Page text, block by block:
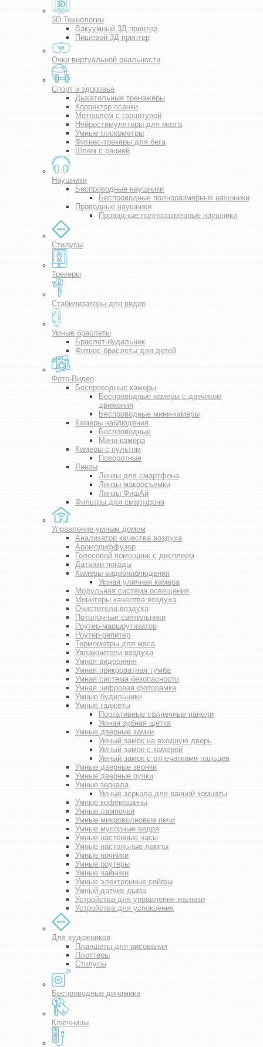
3D Технологии
Вакуумный 3Д принтер
Пищевой 3Д принтер
Очки виртуальной реальности
Спорт и здоровье
Дыхательные тренажеры
Корректор осанки
Мотошлем с гарнитурой
Нейростимуляторы для мозга
Умные глюкометры
Фитнес-трекеры для бега
Шлем с рацией
Наушники
Беспроводные наушники
Беспроводные полноразмерные наушники
Проводные наушники
Проводные полноразмерные наушники
Стилусы
Трекеры
Стабилизаторы для видео
Умные браслеты
Браслет-будильник
Фитнес-браслеты для детей
Фото-Видео
Беспроводные камеры
Беспроводные камеры с датчиком
движения
Беспроводные мини-камеры
Камеры наблюдения
Беспроводные
Мини-камера
Камеры с пультом
Поворотные
Линзы
Линзы для смартфона
Линзы макросъемки
Линзы ФишАй
Фильтры для смартфона
Управление умным домом
Анализатор качества воздуха
Аромодиффузор
Голосовой помощник с дисплеем
Датчики погоды
Камеры видеонаблюдения
Умная уличная камера
Модульная система освещения
Мониторы качества воздуха
Очистители воздуха
Потолочные светильники
Роутер-маршрутизатор
Роутер-репитер
Термометры для мяса
Увлажнители воздуха
Умная видеоняня
Умная прикроватная тумба
Умная система безопасности
Умная цифровая фоторамка
Умные будильники
Умные гаджеты
Портативные солнечные панели
Умная зубная щетка
Умные дверные замки
Умный замок на входную дверь
Умный замок с камерой
Умный замок с отпечатками пальцев
Умные дверные звонки
Умные дверные ручки
Умные зеркала
Умные зеркала для ванной комнаты
Умные кофемашины
Умные лампочки
Умные микроволновые печи
Умные мусорные ведра
Умные настенные часы
Умные настольные лампы
Умные ночники
Умные роутеры
Умные чайники
Умные электронные сейфы
Умный датчик дыма
Устройства для управления жалюзи
Устройства для успокоения
Для художников
Планшеты для рисования
Плоттеры
Стилусы
Беспроводные динамики
Ключницы